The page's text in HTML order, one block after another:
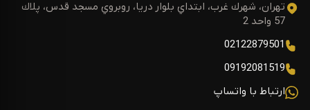
تهران، شهرك غرب، ابتداي بلوار دريا، روبروي مسجد قدس، پلاك
57 واحد 2
02122879501
09192081519
ارتباط با واتساپ